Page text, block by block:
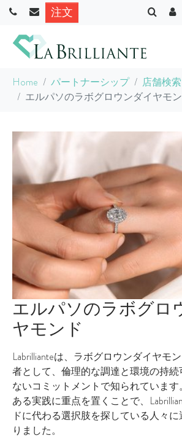
注文
Home パートナーシップ
店舗検索
エルパソのラボグロウンダイヤモ
エルパソのラボグロ
ヤモンド
Labrillianteは、ラボグロウンダイヤモ
者として、倫理的な調達と環境の持
ないコミットメントで知られていま
ある実践に重点を置くことで、
ドに代わる選択肢を探している人々
りました。